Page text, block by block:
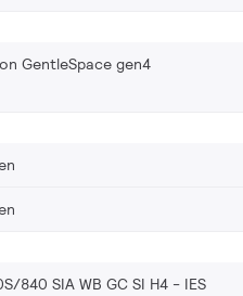
GentleSpace gen4
840 SIA WB GC SI H4 IES